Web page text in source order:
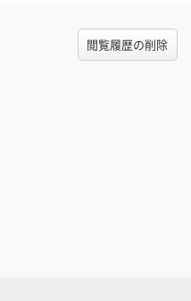
閲覧履歴の削除